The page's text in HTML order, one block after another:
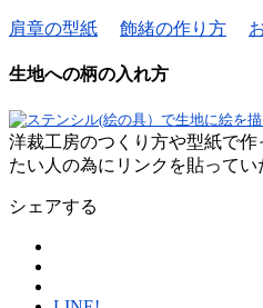
肩章の型紙 飾緒の作り方
生地への柄の入れ方
洋裁工房のつくり方や型紙で
たい人の為にリンクを貼って
シェアする